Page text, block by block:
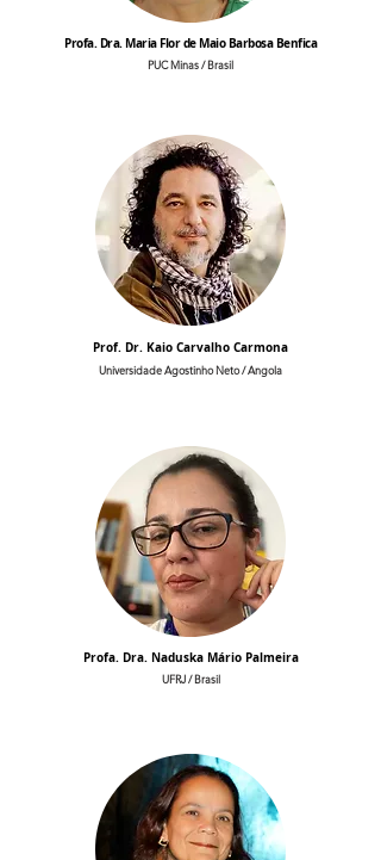
Profa. Dra. Maria Flor de Maio Barbosa Benfica
PUC Minas / Brasil
Prof. Dr. Kaio Carvalho Carmona
Universidade Agostinho Neto / Angola
Profa. Dra. Naduska Mário Palmeira
UFRJ / Brasil